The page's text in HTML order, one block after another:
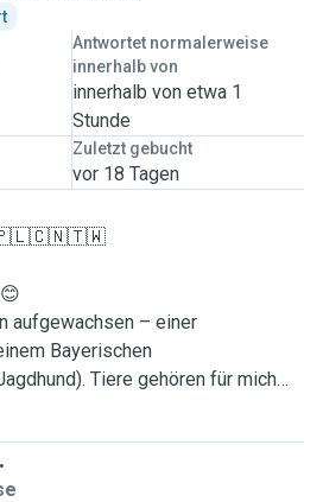
Antwortet normalerweise
innerhalb von
innerhalb von etwa 1
Stunde
Zuletzt gebucht
vor 18 Tagen
aufgewachsen – einer
Bayerischen
Tiere gehören für mich
total, wie sehr mir Hunde im
nebenbei online im